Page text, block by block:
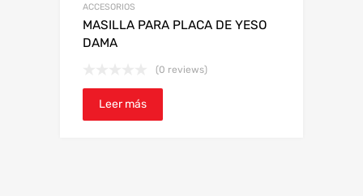
ACCESORIOS
MASILLA PARA PLACA DE YESO
DAMA
(0 reviews)
Leer más